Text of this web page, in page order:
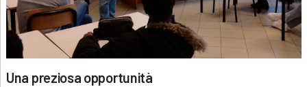
Una preziosa opportunità